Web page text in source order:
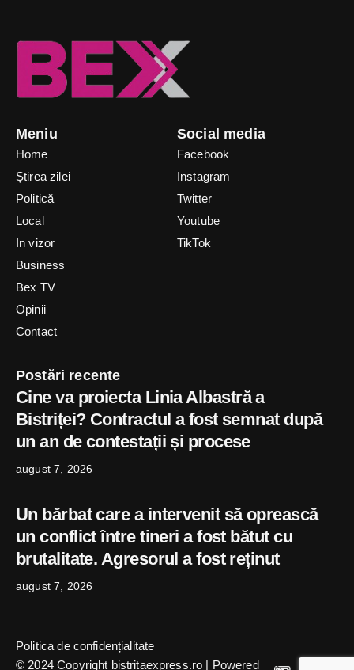
Meniu
Home
Știrea zilei
Politică
Local
In vizor
Business
Bex TV
Opinii
Contact
Social media
Facebook
Instagram
Twitter
Youtube
TikTok
Postări recente
Cine va proiecta Linia Albastră a
Bistriței? Contractul a fost semnat după
un an de contestații și procese
august 7, 2026
Un bărbat care a intervenit să oprească
un conflict între tineri a fost bătut cu
brutalitate. Agresorul a fost reținut
august 7, 2026
© 2024 Copyright bistritaexpress.ro | Powered
Politica de confidențialitate